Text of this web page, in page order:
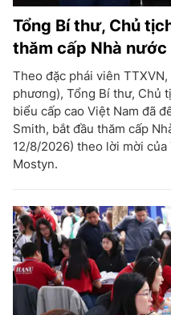
Tổng Bí thư, Chủ
thăm cấp Nhà
Theo đặc phái viên
phương), Tổng Bí thư, Chủ
biểu cấp cao Việt Nam đã
Smith, bắt đầu thăm cấp
12/8/2026) theo lời mời
Mostyn.